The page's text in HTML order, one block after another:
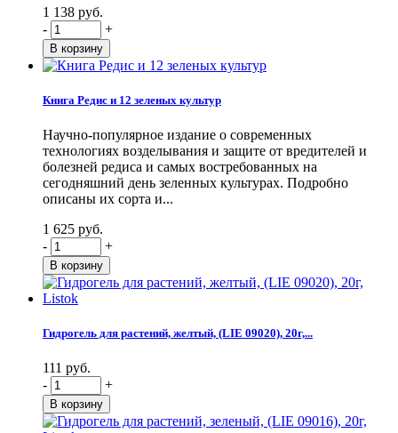
1 138 руб.
-
+
Книга Редис и 12 зеленых культур
Научно-популярное издание о современных
технологиях возделывания и защите от вредителей и
болезней редиса и самых востребованных на
сегодняшний день зеленных культурах. Подробно
описаны их сорта и...
1 625 руб.
-
+
Гидрогель для растений, желтый, (LIE 09020), 20г,...
111 руб.
-
+